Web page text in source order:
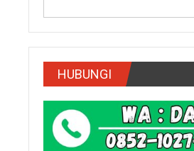
HUBUNGI